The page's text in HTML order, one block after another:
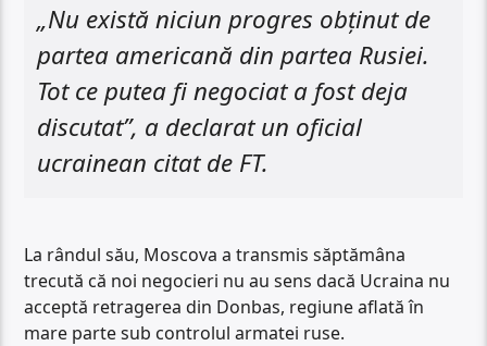
„Nu există niciun progres obținut de
partea americană din partea Rusiei.
Tot ce putea fi negociat a fost deja
discutat”, a declarat un oficial
ucrainean citat de FT.
La rândul său, Moscova a transmis săptămâna
trecută că noi negocieri nu au sens dacă Ucraina nu
acceptă retragerea din Donbas, regiune aflată în
mare parte sub controlul armatei ruse.